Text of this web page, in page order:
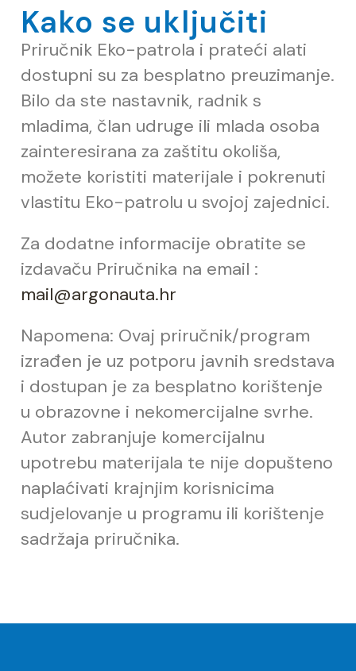
Kako se uključiti
Priručnik Eko-patrola i prateći alati
dostupni su za besplatno preuzimanje.
Bilo da ste nastavnik, radnik s
mladima, član udruge ili mlada osoba
zainteresirana za zaštitu okoliša,
možete koristiti materijale i pokrenuti
vlastitu Eko-patrolu u svojoj zajednici.
Za dodatne informacije obratite se
izdavaču Priručnika na email :
mail@argonauta.hr
Napomena: Ovaj priručnik/program
izrađen je uz potporu javnih sredstava
i dostupan je za besplatno korištenje
u obrazovne i nekomercijalne svrhe.
Autor zabranjuje komercijalnu
upotrebu materijala te nije dopušteno
naplaćivati krajnjim korisnicima
sudjelovanje u programu ili korištenje
sadržaja priručnika.